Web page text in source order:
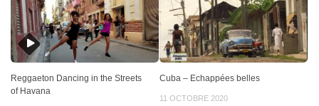
Reggaeton Dancing in the Streets
of Havana
Cuba – Echappées belles
11 OCTOBRE 2020